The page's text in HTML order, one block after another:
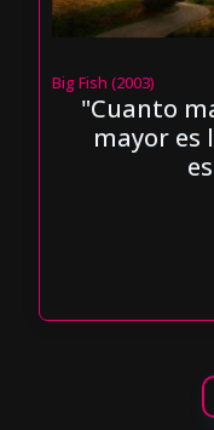
Big Fish (2003)
"Cuanto
mayor es